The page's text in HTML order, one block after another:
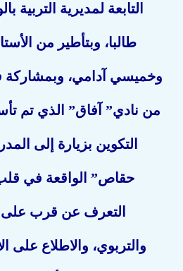
طالبا، وبتأطير من
وخميسي آدامي، وبمشاركة
من نادي” آفاق” الذي تم
التكوين بزيارة إلى
حقاص” الواقعة في
التعرف عن قرب على
والتربوي، والاطلاع على